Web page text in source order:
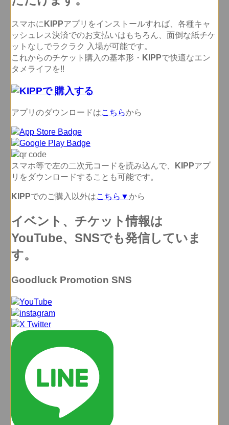
スマホに KIPPアプリをインストールすれば、各種キャ
ッシュレス決済でのお支払いはもちろん、面倒な紙チケ
ットなしでラクラク 入場が可能です。
これからのチケット購入の基本形・ KIPPで快適なエン
タメライフを!!
アプリのダウンロードはこちらから
スマホ等で左の二次元コードを読み込んで、 KIPPアプ
リをダウンロードすることも可能です。
KIPPでのご購入以外はこちら▼から
イベント、チケット情報は
YouTube、SNSでも発信していま
す。
Goodluck Promotion SNS